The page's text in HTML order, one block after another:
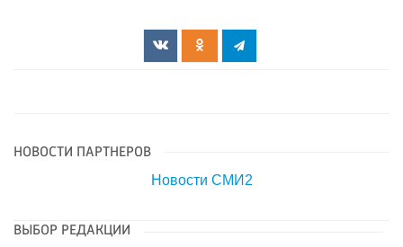
НОВОСТИ ПАРТНЕРОВ
Новости СМИ2
ВЫБОР РЕДАКЦИИ